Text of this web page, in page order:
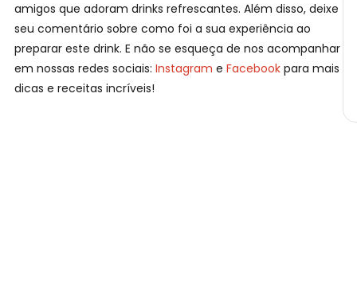
amigos que adoram drinks refrescantes. Além disso, deixe
seu comentário sobre como foi a sua experiência ao
preparar este drink. E não se esqueça de nos acompanhar
em nossas redes sociais: Instagram e Facebook para mais
dicas e receitas incríveis!